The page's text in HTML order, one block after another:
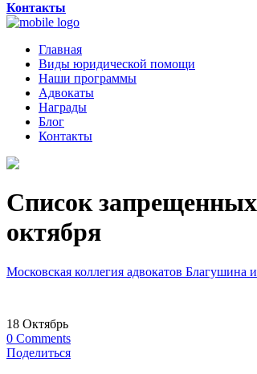
Контакты
Главная
Виды юридической помощи
Наши программы
Адвокаты
Награды
Блог
Контакты
Список
октября
Московская коллегия адвокатов Благушина
18 Октябрь
0 Comments
Поделиться